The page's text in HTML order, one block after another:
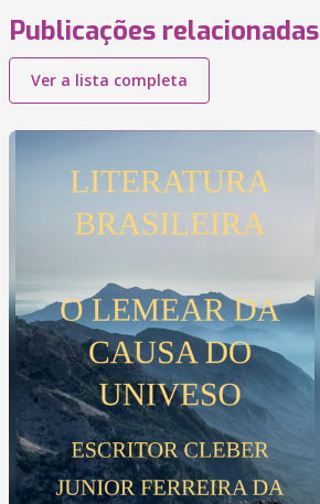
Publicações relacionadas
Ver a lista completa